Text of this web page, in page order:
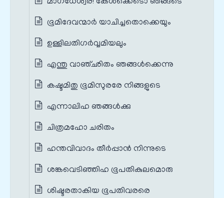
മാഗധേശ്വര! കേൾക്കെടൊ ഞങ്ങടെ
ഭൂമിദേവന്മാർ യാചിച്ചതൊക്കെയും
ഉള്ളിലതിഗർവ്വമിയലും
എന്തു വാഞ്ഛിതം ഞങ്ങൾക്കെന്നു
കഷ്ടമിതു ഭൂമിസുരരേ നിങ്ങളുടെ
എന്നാലിഹ ഞങ്ങൾക്കു
ചിത്രമഹോ ചരിതം
ഹന്തവിവാദം തീർപ്പാൻ നിന്നുടെ
ശങ്കവെടിഞ്ഞിഹ ഭൂപതികുലമൊരു
ശിഷ്ടരതാകിയ ഭൂപതിവരരെ